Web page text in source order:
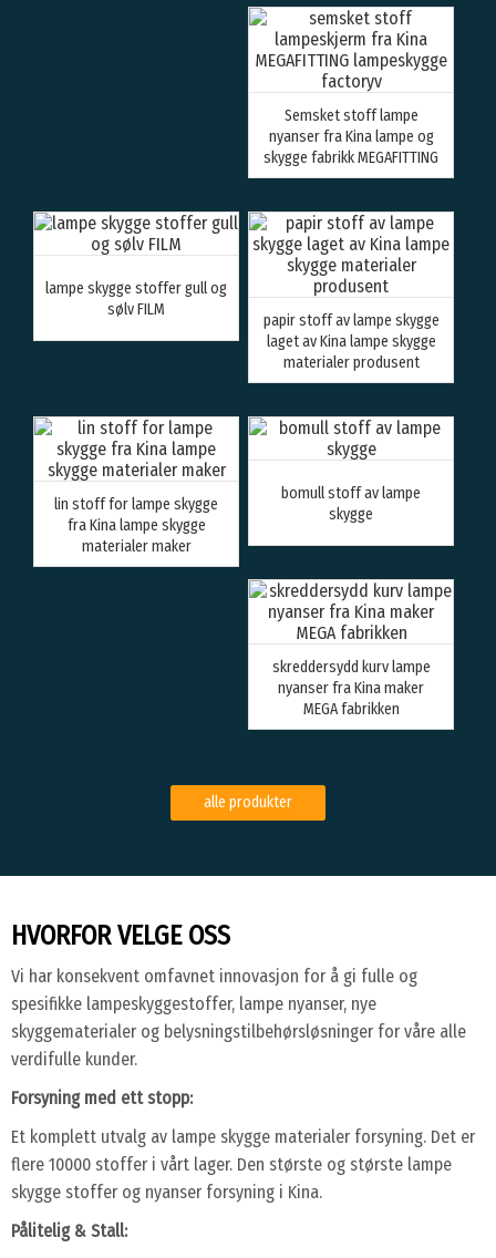
Semsket stoff lampe
nyanser fra Kina lampe og
skygge fabrikk MEGAFITTING
lampe skygge stoffer gull og
sølv FILM
papir stoff av lampe skygge
laget av Kina lampe skygge
materialer produsent
lin stoff for lampe skygge
fra Kina lampe skygge
materialer maker
bomull stoff av lampe
skygge
skreddersydd kurv lampe
nyanser fra Kina maker
MEGA fabrikken
alle produkter
HVORFOR VELGE OSS
Vi har konsekvent omfavnet innovasjon for å gi fulle og
spesifikke lampeskyggestoffer, lampe nyanser, nye
skyggematerialer og belysningstilbehørsløsninger for våre alle
verdifulle kunder.
Forsyning med ett stopp:
Et komplett utvalg av lampe skygge materialer forsyning. Det er
flere 10000 stoffer i vårt lager. Den største og største lampe
skygge stoffer og nyanser forsyning i Kina.
Pålitelig & Stall: